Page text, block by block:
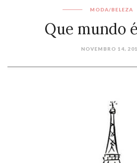
MODA/BELEZA
Que mundo
NOVEMBRO 14,